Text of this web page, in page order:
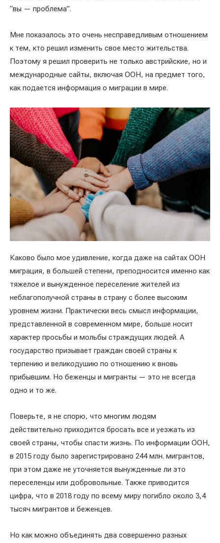
“вы — проблема”.
Мне показалось это очень несправедливым отношением
к тем, кто решил изменить свое место жительства.
Поэтому я решил проверить не только австрийские, но и
международные сайты, включая ООН, на предмет того,
как подается информация о миграции в мире.
Каково было мое удивление, когда даже на сайтах ООН
миграция, в большей степени, преподносится именно как
тяжелое и вынужденное переселение жителей из
неблагополучной страны в страну с более высоким
уровнем жизни. Практически весь смысл информации,
представленной в современном мире, больше носит
характер просьбы и мольбы страждущих людей. А
государство призывает граждан своей страны к
терпению и великодушию по отношению к вновь
прибывшим. Но беженцы и мигранты — это не всегда
одно и то же.
Поверьте, я не спорю, что многим людям
действительно приходится бросать все и уезжать из
своей страны, чтобы спасти жизнь. По информации ООН,
в 2015 году было зарегистрировано 244 млн. мигрантов,
при этом даже не уточняется вынужденные ли это
переселенцы или добровольные. Также приводится
цифра, что в 2018 году по всему миру погибло около 3,4
тысяч мигрантов и беженцев.
Но как можно объединять два совершенно разных